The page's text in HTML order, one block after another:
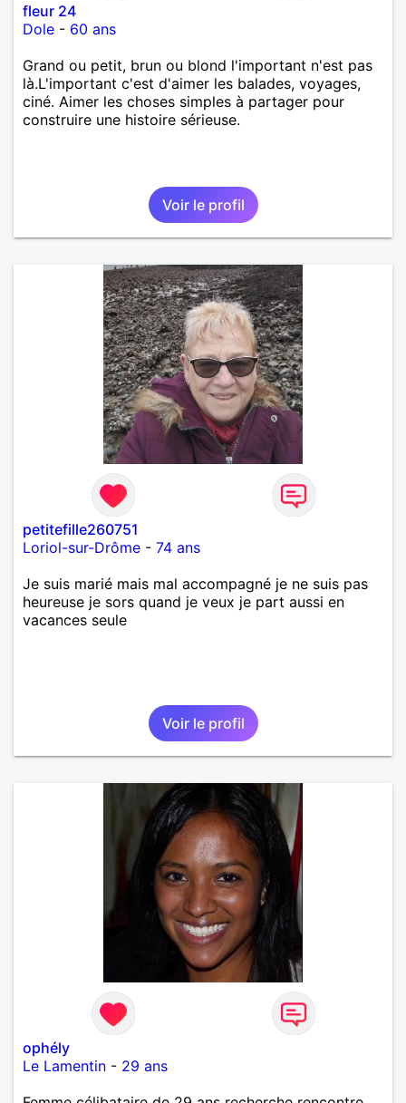
fleur 24
Dole - 60 ans
Grand ou petit, brun ou blond l'important n'est pas
là.L'important c'est d'aimer les balades, voyages,
ciné. Aimer les choses simples à partager pour
construire une histoire sérieuse.
Voir le profil
petitefille260751
Loriol-sur-Drôme - 74 ans
Je suis marié mais mal accompagné je ne suis pas
heureuse je sors quand je veux je part aussi en
vacances seule
Voir le profil
ophély
Le Lamentin - 29 ans